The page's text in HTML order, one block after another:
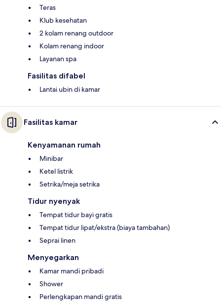
Teras
Klub kesehatan
2 kolam renang outdoor
Kolam renang indoor
Layanan spa
Fasilitas difabel
Lantai ubin di kamar
Fasilitas kamar
Kenyamanan rumah
Minibar
Ketel listrik
Setrika/meja setrika
Tidur nyenyak
Tempat tidur bayi gratis
Tempat tidur lipat/ekstra (biaya tambahan)
Seprai linen
Menyegarkan
Kamar mandi pribadi
Shower
Perlengkapan mandi gratis